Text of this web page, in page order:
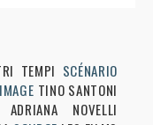
TEMPI SCÉNARIO
IMAGE TINO SANTONI
ADRIANA NOVELLI